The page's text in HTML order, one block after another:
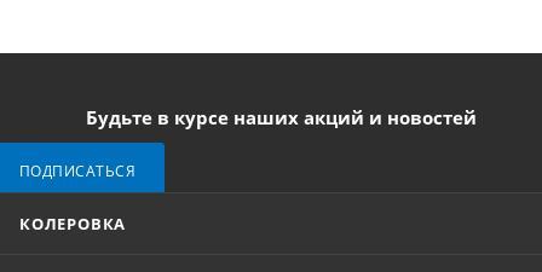
Будьте в курсе наших акций и новостей
ПОДПИСАТЬСЯ
КОЛЕРОВКА